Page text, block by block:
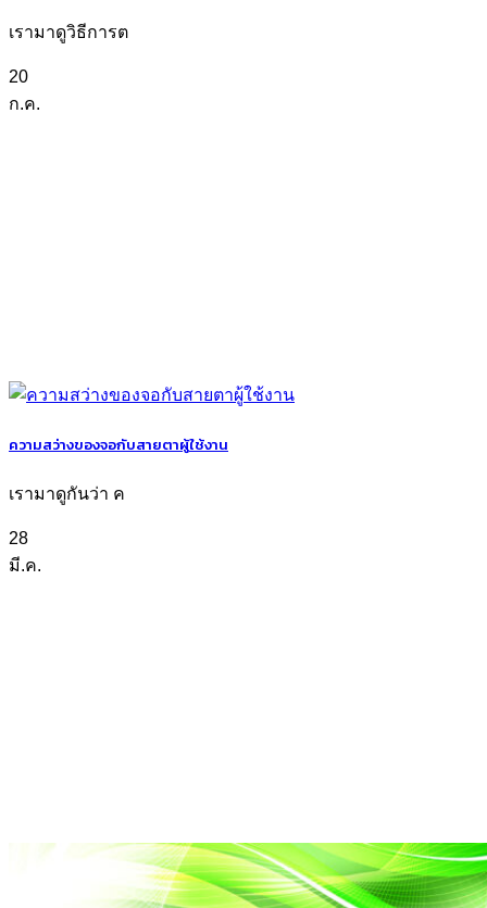
เรามาดูวิธีการต
20
ก.ค.
ความสว่างของจอกับสายตาผู้ใช้งาน
เรามาดูกันว่า ค
28
มี.ค.